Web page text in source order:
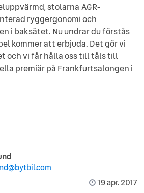
stolarna AGR-
ryggergonomi och
i baksätet. Nu undrar du förstås
kommer att erbjuda. Det gör vi
och vi får hålla oss till tåls till
premiär på Frankfurtsalongen i
19 apr. 2017